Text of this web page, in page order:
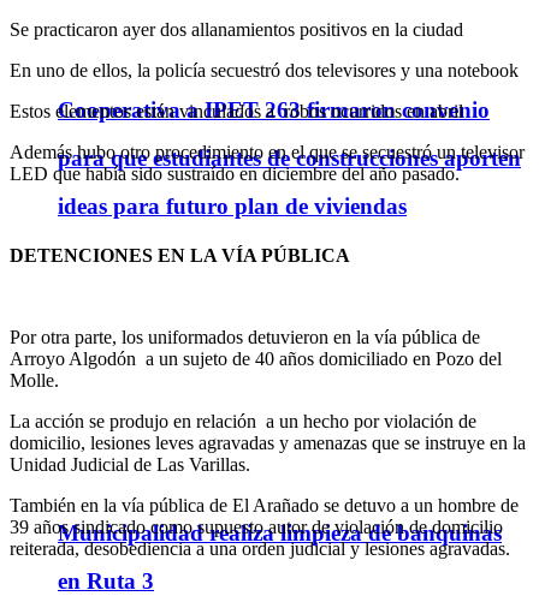
Cooperativa a IPET 263 firmaron convenio
para que estudiantes de construcciones aporten
ideas para futuro plan de viviendas
Municipalidad realiza limpieza de banquinas
en Ruta 3
Se practicaron ayer dos allanamientos positivos en la ciudad
En uno de ellos, la policía secuestró dos televisores y una notebook
Estos elementos están vinculados a robos ocurridos en abril
Además hubo otro procedimiento en el que se secuestró un televisor
LED que había sido sustraído en diciembre del año pasado.
DETENCIONES EN LA VÍA PÚBLICA
Por otra parte, los uniformados detuvieron en la vía pública de
Arroyo Algodón a un sujeto de 40 años domiciliado en Pozo del
Molle.
La acción se produjo en relación a un hecho por violación de
domicilio, lesiones leves agravadas y amenazas que se instruye en la
Unidad Judicial de Las Varillas.
También en la vía pública de El Arañado se detuvo a un hombre de
39 años sindicado como supuesto autor de violación de domicilio
reiterada, desobediencia a una orden judicial y lesiones agravadas.